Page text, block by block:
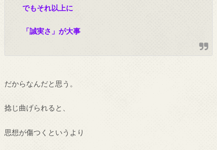
でもそれ以上に
「誠実さ」が大事
だからなんだと思う。
捻じ曲げられると、
思想が傷つくというより